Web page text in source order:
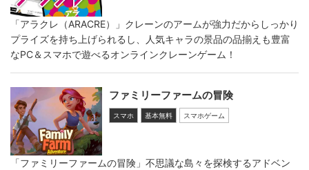
「アラクレ（ARACRE）」クレーンのアームが強力だからしっかり
プライズを持ち上げられるし、人気キャラの景品の品揃えも豊富
なPC＆スマホで遊べるオンラインクレーンゲーム！
ファミリーファームの冒険
スマホ 基本無料 スマホゲーム
「ファミリーファームの冒険」不思議な島々を探検するアドベン